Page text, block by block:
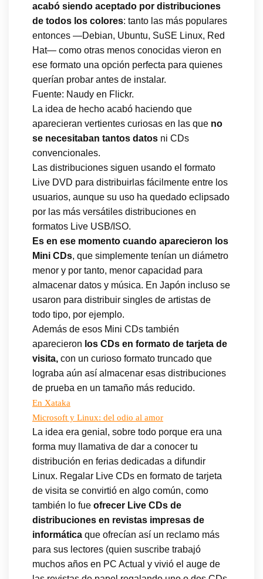
acabó siendo aceptado por distribuciones
de todos los colores: tanto las más populares
entonces —Debian, Ubuntu, SuSE Linux, Red
Hat— como otras menos conocidas vieron en
ese formato una opción perfecta para quienes
querían probar antes de instalar.
Fuente: Naudy en Flickr.
La idea de hecho acabó haciendo que
aparecieran vertientes curiosas en las que no
se necesitaban tantos datos ni CDs
convencionales.
Las distribuciones siguen usando el formato
Live DVD para distribuirlas fácilmente entre los
usuarios, aunque su uso ha quedado eclipsado
por las más versátiles distribuciones en
formatos Live USB/ISO.
Es en ese momento cuando aparecieron los
Mini CDs, que simplemente tenían un diámetro
menor y por tanto, menor capacidad para
almacenar datos y música. En Japón incluso se
usaron para distribuir singles de artistas de
todo tipo, por ejemplo.
Además de esos Mini CDs también
aparecieron los CDs en formato de tarjeta de
visita, con un curioso formato truncado que
lograba aún así almacenar esas distribuciones
de prueba en un tamaño más reducido.
En Xataka
Microsoft y Linux: del odio al amor
La idea era genial, sobre todo porque era una
forma muy llamativa de dar a conocer tu
distribución en ferias dedicadas a difundir
Linux. Regalar Live CDs en formato de tarjeta
de visita se convirtió en algo común, como
también lo fue ofrecer Live CDs de
distribuciones en revistas impresas de
informática que ofrecían así un reclamo más
para sus lectores (quien suscribe trabajó
muchos años en PC Actual y vivió el auge de